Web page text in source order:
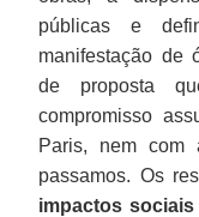
públicas e
manifestação de
de proposta
compromisso
Paris, nem com
passamos. Os
impactos sociais